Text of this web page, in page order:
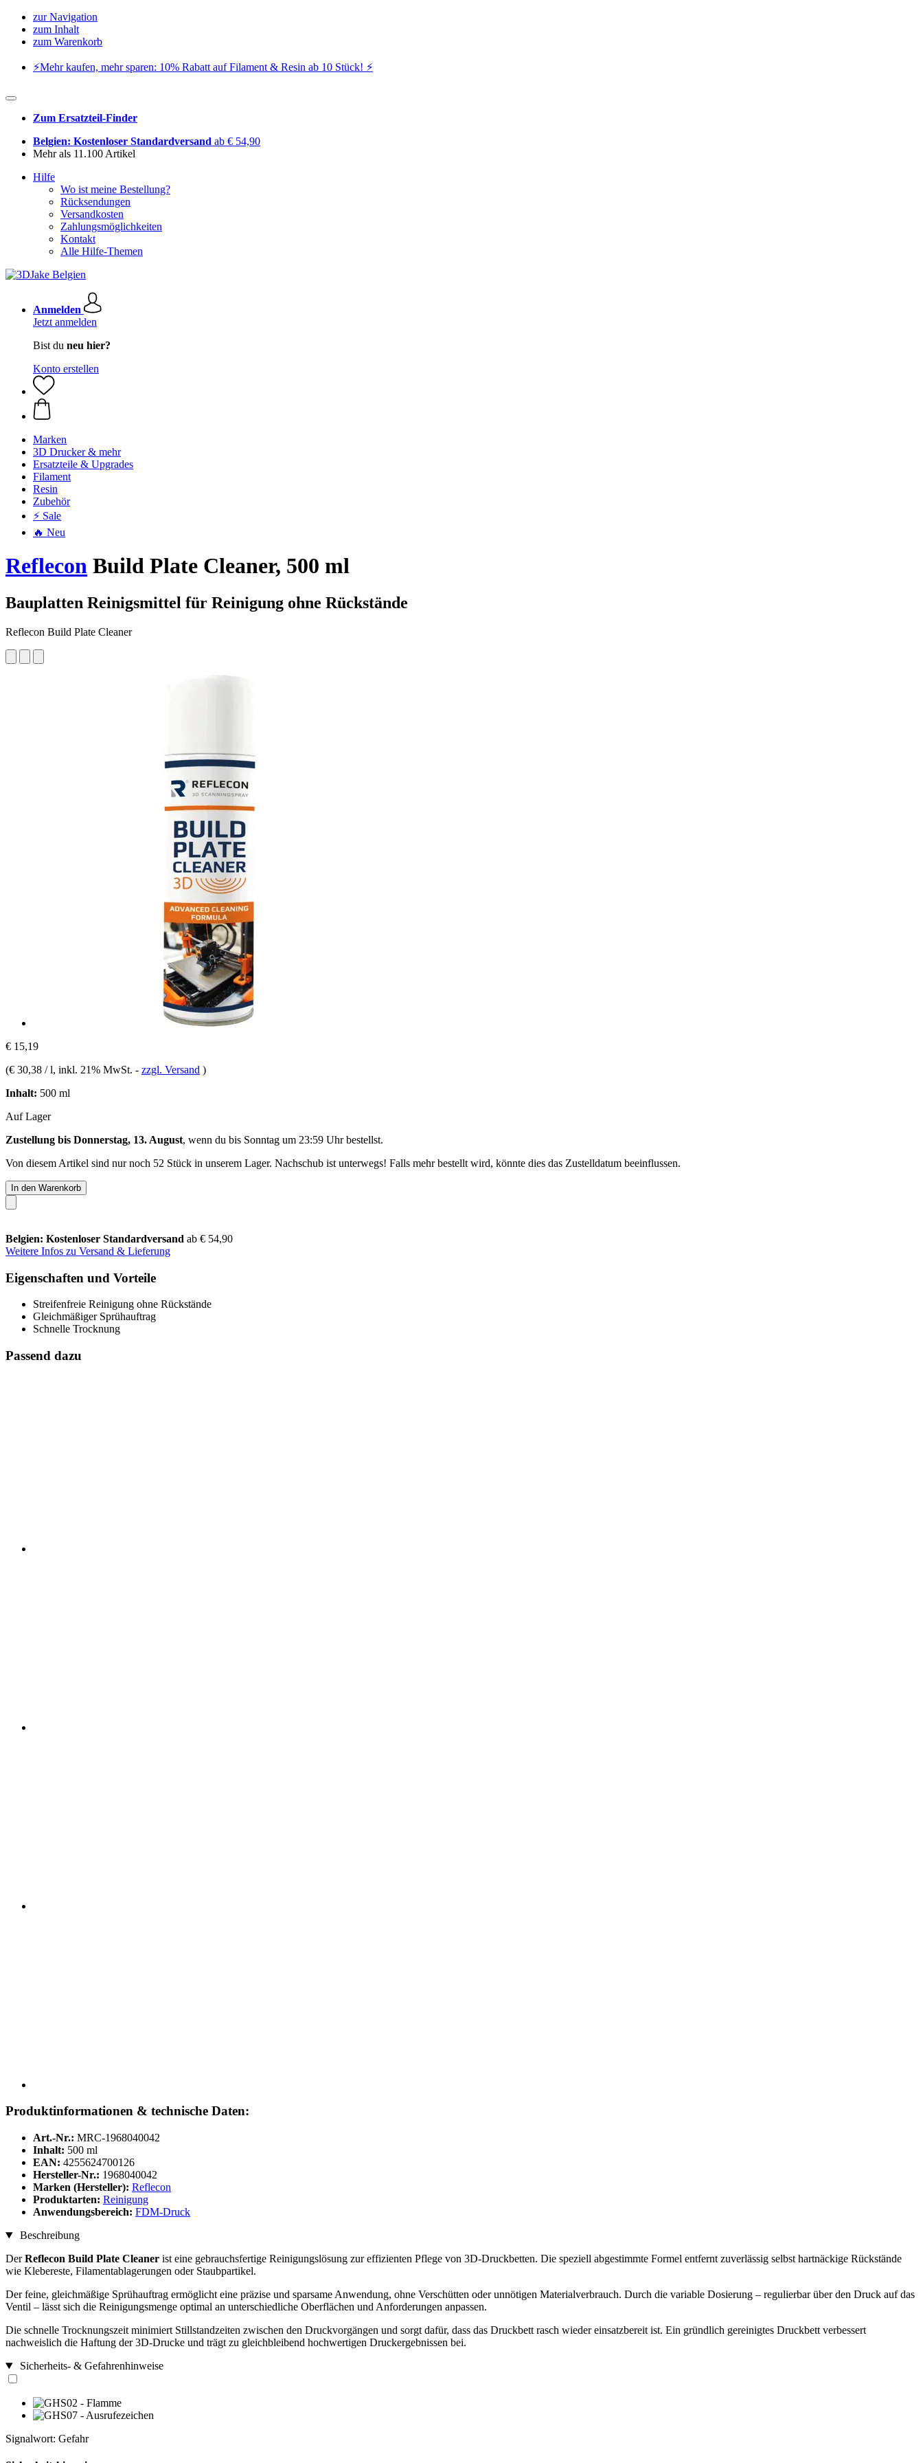
zur Navigation
zum Inhalt
zum Warenkorb
⚡️Mehr kaufen, mehr sparen: 10% Rabatt auf Filament & Resin ab 10 Stück! ⚡️
Zum Ersatzteil-Finder
Belgien: Kostenloser Standardversand ab € 54,90
Mehr als 11.100 Artikel
Hilfe
Wo ist meine Bestellung?
Rücksendungen
Versandkosten
Zahlungsmöglichkeiten
Kontakt
Alle Hilfe-Themen
Anmelden
Jetzt anmelden
Bist du neu hier?
Konto erstellen
Marken
3D Drucker & mehr
Ersatzteile & Upgrades
Filament
Resin
Zubehör
⚡ Sale
🔥 Neu
Reflecon Build Plate Cleaner, 500 ml
Bauplatten Reinigsmittel für Reinigung ohne Rückstände
Reflecon Build Plate Cleaner
€ 15,19
(€ 30,38 / l, inkl. 21% MwSt. - zzgl. Versand )
Inhalt: 500 ml
Auf Lager
Zustellung bis Donnerstag, 13. August, wenn du bis Sonntag um 23:59 Uhrbestellst.
Von diesem Artikel sind nur noch 52 Stück in unserem Lager. Nachschub ist unterwegs! Falls mehr bestellt wird, könnte dies das Zustelldatum beeinflussen.
In den Warenkorb
Belgien: Kostenloser Standardversand ab € 54,90
Weitere Infos zu Versand & Lieferung
Eigenschaften und Vorteile
Streifenfreie Reinigung ohne Rückstände
Gleichmäßiger Sprühauftrag
Schnelle Trocknung
Passend dazu
Produktinformationen & technische Daten:
Art.-Nr.: MRC-1968040042
Inhalt: 500 ml
EAN: 4255624700126
Hersteller-Nr.: 1968040042
Marken (Hersteller): Reflecon
Produktarten: Reinigung
Anwendungsbereich: FDM-Druck
Beschreibung
DerReflecon Build Plate Cleaner ist eine gebrauchsfertige Reinigungslösung zur effizienten Pflege von 3D-Druckbetten. Die speziell abgestimmte Formel entfernt zuverlässig selbst hartnäckige Rückstände
wie Klebereste, Filamentablagerungen oder Staubpartikel.
Der feine, gleichmäßige Sprühauftrag ermöglicht eine präzise und sparsame Anwendung, ohne Verschütten oder unnötigen Materialverbrauch. Durch die variable Dosierung – regulierbar über den Druck auf das
Ventil – lässt sich die Reinigungsmenge optimal an unterschiedliche Oberflächen und Anforderungen anpassen.
Die schnelle Trocknungszeit minimiert Stillstandzeiten zwischen den Druckvorgängen und sorgt dafür, dass das Druckbett rasch wieder einsatzbereit ist. Ein gründlich gereinigtes Druckbett verbessert
nachweislich die Haftung der 3D-Drucke und trägt zu gleichbleibend hochwertigen Druckergebnissen bei.
Sicherheits- & Gefahrenhinweise
Signalwort: Gefahr